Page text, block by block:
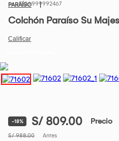
PARAÍSO999992467
Colchón Paraíso Su
-18% S/ 809.00 Precio
S/ 988.00 Antes